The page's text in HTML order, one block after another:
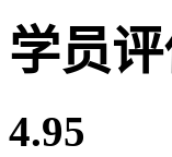
学员
4.95